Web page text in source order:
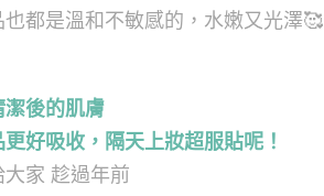
也都是溫和不敏感的，水嫩又光澤🥰
潔後的肌膚
好吸收，隔天上妝超服貼呢！
大家 趁過年前